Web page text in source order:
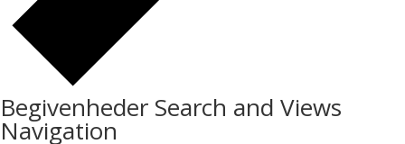
Begivenheder Search and Views
Navigation